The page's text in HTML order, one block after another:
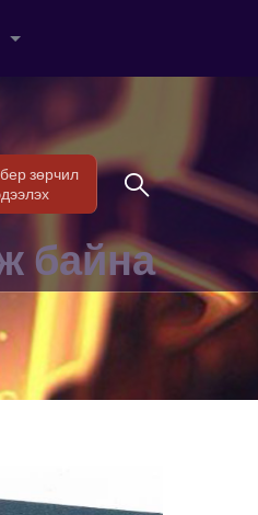
List additional actions
зөрчил
байна